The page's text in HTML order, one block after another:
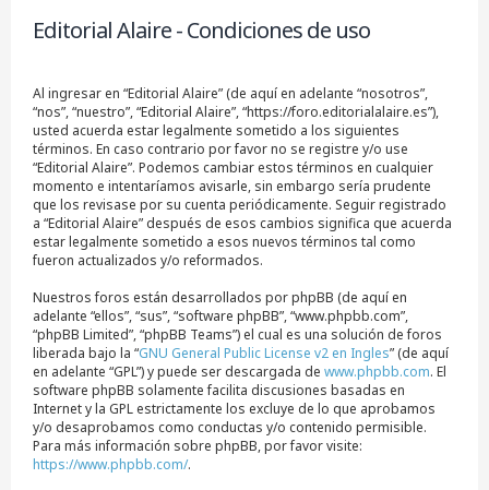
Editorial Alaire - Condiciones de uso
Al ingresar en “Editorial Alaire” (de aquí en adelante “nosotros”,
“nos”, “nuestro”, “Editorial Alaire”, “https://foro.editorialalaire.es”),
usted acuerda estar legalmente sometido a los siguientes
términos. En caso contrario por favor no se registre y/o use
“Editorial Alaire”. Podemos cambiar estos términos en cualquier
momento e intentaríamos avisarle, sin embargo sería prudente
que los revisase por su cuenta periódicamente. Seguir registrado
a “Editorial Alaire” después de esos cambios significa que acuerda
estar legalmente sometido a esos nuevos términos tal como
fueron actualizados y/o reformados.
Nuestros foros están desarrollados por phpBB (de aquí en
adelante “ellos”, “sus”, “software phpBB”, “www.phpbb.com”,
“phpBB Limited”, “phpBB Teams”) el cual es una solución de foros
liberada bajo la “GNU General Public License v2 en Ingles” (de aquí
en adelante “GPL”) y puede ser descargada de www.phpbb.com. El
software phpBB solamente facilita discusiones basadas en
Internet y la GPL estrictamente los excluye de lo que aprobamos
y/o desaprobamos como conductas y/o contenido permisible.
Para más información sobre phpBB, por favor visite:
https://www.phpbb.com/.